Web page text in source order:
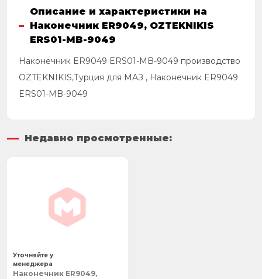
Описание и характеристики на
Наконечник ER9049, OZTEKNIKIS
ERS01-MB-9049
Наконечник ER9049 ERS01-MB-9049 производство
OZTEKNIKIS,Турция для МАЗ , Наконечник ER9049
ERS01-MB-9049
Недавно просмотренные:
Наконечник ER9049,
Уточняйте у
менеджера